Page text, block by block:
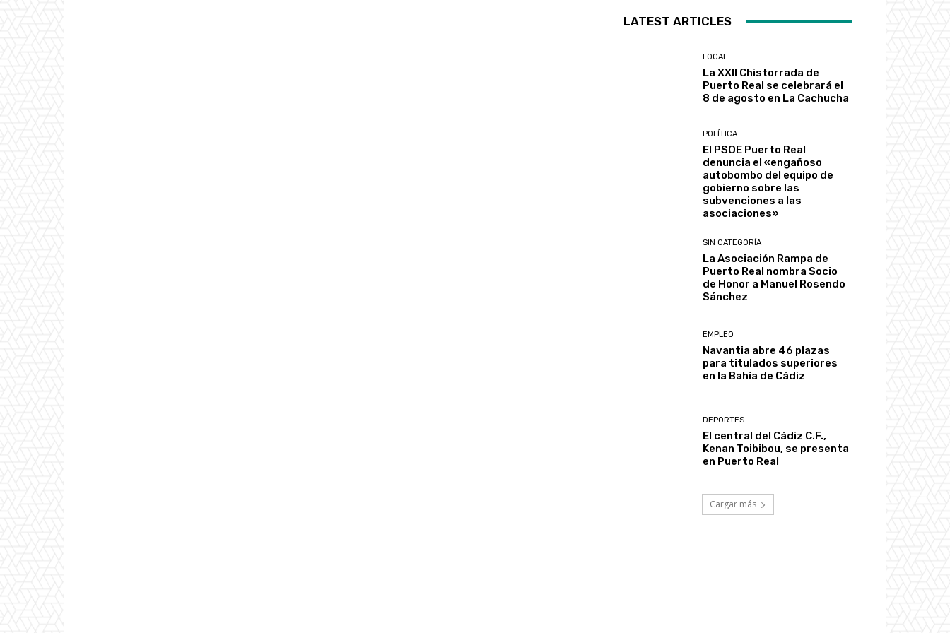
LATEST ARTICLES
LOCAL
La XXII Chistorrada de
Puerto Real se celebrará el
8 de agosto en La Cachucha
POLÍTICA
El PSOE Puerto Real
denuncia el «engañoso
autobombo del equipo de
gobierno sobre las
subvenciones a las
asociaciones»
SIN CATEGORÍA
La Asociación Rampa de
Puerto Real nombra Socio
de Honor a Manuel Rosendo
Sánchez
EMPLEO
Navantia abre 46 plazas
para titulados superiores
en la Bahía de Cádiz
DEPORTES
El central del Cádiz C.F.,
Kenan Toibibou, se presenta
en Puerto Real
Cargar más